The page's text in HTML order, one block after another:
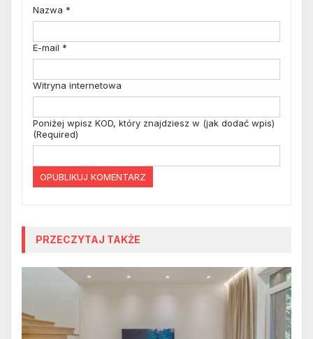
Nazwa *
E-mail *
Witryna internetowa
Poniżej wpisz KOD, który znajdziesz w (jak dodać wpis)
(Required)
PRZECZYTAJ TAKŻE